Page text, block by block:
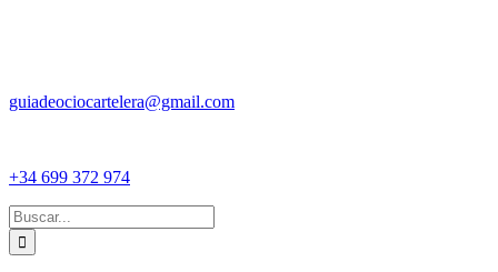
guiadeociocartelera@gmail.com
+34 699 372 974
Buscar: